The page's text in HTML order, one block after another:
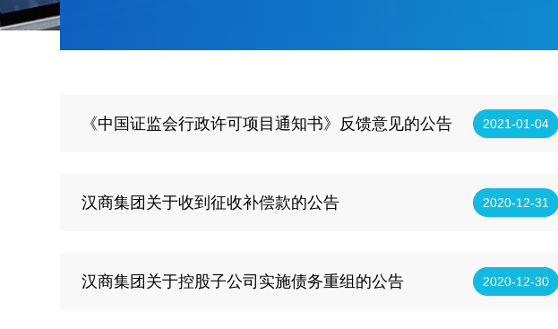
《中国证监会行政许可项目通知书》反馈意见的公告 2021-01-04
汉商集团关于收到征收补偿款的公告 2020-12-31
汉商集团关于控股子公司实施债务重组的公告 2020-12-30